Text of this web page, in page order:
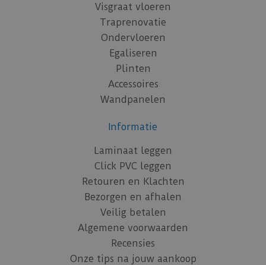
Visgraat vloeren
Traprenovatie
Ondervloeren
Egaliseren
Plinten
Accessoires
Wandpanelen
Informatie
Laminaat leggen
Click PVC leggen
Retouren en Klachten
Bezorgen en afhalen
Veilig betalen
Algemene voorwaarden
Recensies
Onze tips na jouw aankoop